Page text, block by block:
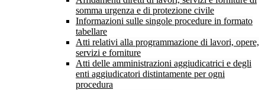
somma urgenza e di protezione civile
Informazioni sulle singole procedure in formato
tabellare
Atti relativi alla programmazione di lavori, opere,
servizi e forniture
Atti delle amministrazioni aggiudicatrici e degli
enti aggiudicatori distintamente per ogni
procedura